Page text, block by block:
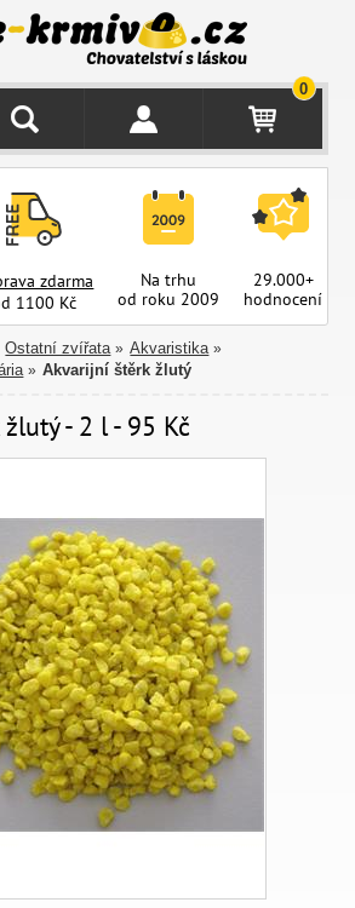
0
zdarma
1100 Kč
Na trhu
od roku 2009
29.000+
hodnocení
Ostatní zvířata » Akvaristika »
» Akvarijní štěrk žlutý
- 2 l - 95 Kč